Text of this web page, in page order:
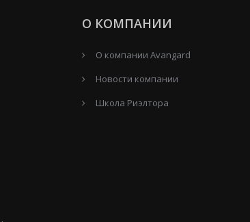
О КОМПАНИИ
О компании Avangard
Новости компании
Школа Риэлтора